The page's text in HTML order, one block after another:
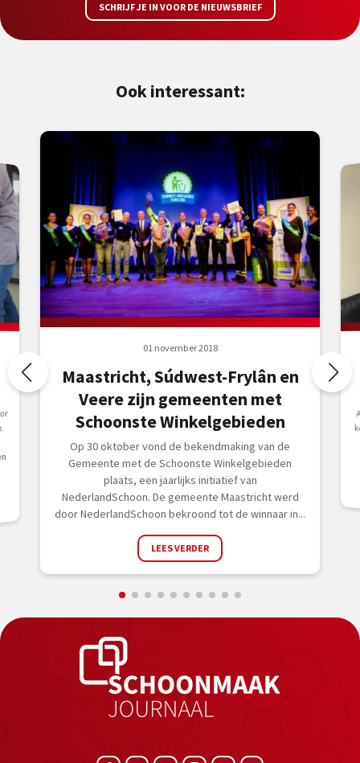
SCHRIJF JE IN VOOR DE NIEUWSBRIEF
Ook interessant:
01 november 2018
Maastricht, Súdwest-Frylân en
Veere zijn gemeenten met
Schoonste Winkelgebieden
Op 30 oktober vond de bekendmaking van de
Gemeente met de Schoonste Winkelgebieden
plaats, een jaarlijks initiatief van
NederlandSchoon. De gemeente Maastricht werd
door NederlandSchoon bekroond tot de winnaar in...
LEES VERDER